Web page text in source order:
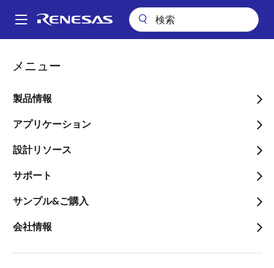
ン
Main
メニュー
製品情報
アプリケーション
設計リソース
サポート
サンプル&ご購入
会社情報
パ
ン
く
ず
業界最小パッケージを含む車載メータ用1チップマイコン「RL78/D1Aグ
業界最小パッケージを含む
車載メータ用1チップマイ
コン「RL78/D1Aグルー
プ」を発売
～二輪車・低価格車向けメータ制御シ
ステムの小型化やコスト低減に貢献～